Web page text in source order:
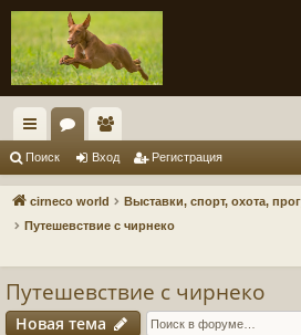
с
ы
лк
ум
ы
ол
ьз
ов
ел
и
Поиск Вход Регистрация
cirneco world
Выставки, спорт, охота,
Путешевствие с чирнеко
Путешевствие с чирнеко
Новая тема